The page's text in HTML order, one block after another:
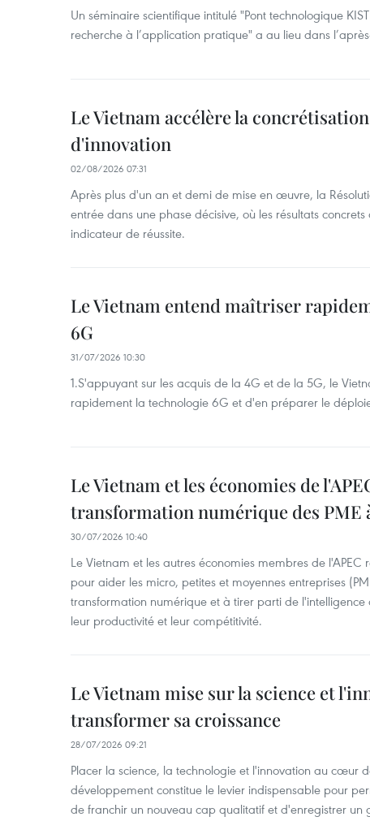
Un séminaire scientifique intitulé "Pont technologique
recherche à l’application pratique" a au lieu dans
Le Vietnam accélère la
d'innovation
02/08/2026 07:31
Après plus d'un an et demi de mise en œuvre, la
entrée dans une phase décisive, où les résultats
indicateur de réussite.
Le Vietnam entend maîtriser
6G
31/07/2026 10:30
1.S'appuyant sur les acquis de la 4G et de la 5G, le
rapidement la technologie 6G et d'en préparer le
Le Vietnam et les économies de
transformation numérique des PME
30/07/2026 10:40
Le Vietnam et les autres économies membres de l'APEC
pour aider les micro, petites et moyennes entreprises
transformation numérique et à tirer parti de
leur productivité et leur compétitivité.
Le Vietnam mise sur la science et
transformer sa croissance
28/07/2026 09:21
Placer la science, la technologie et l'innovation au cœur
développement constitue le levier indispensable pour
de franchir un nouveau cap qualitatif et d'enregistrer un